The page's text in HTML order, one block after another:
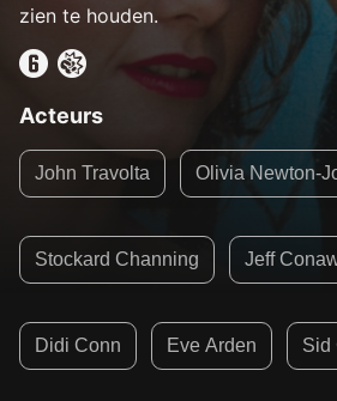
zien te houden.
Acteurs
John Travolta Olivia Newton-
Stockard Channing Jeff
Didi Conn Eve Arden Sid